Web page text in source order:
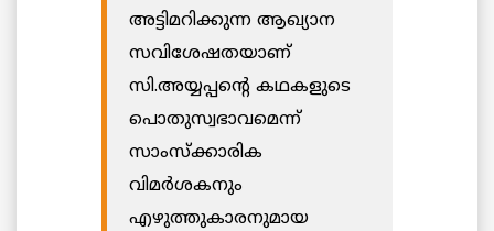
അട്ടിമറിക്കുന്ന ആഖ്യാന
സവിശേഷതയാണ്
സി.അയ്യപ്പന്റെ കഥകളുടെ
പൊതുസ്വഭാവമെന്ന്
സാംസ്ക്കാരിക
വിമര്‍ശകനും
എഴുത്തുകാരനുമായ